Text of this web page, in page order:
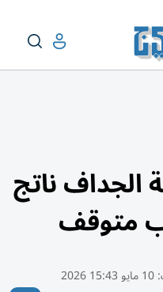
ناتج
متوقف
10 مايو 15:43 2026